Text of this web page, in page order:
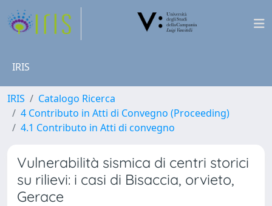
IRIS
IRIS
Catalogo Ricerca
4 Contributo in Atti di Convegno (Proceeding)
4.1 Contributo in Atti di convegno
Vulnerabilità sismica di centri storici
su rilievi: i casi di Bisaccia, orvieto,
Gerace